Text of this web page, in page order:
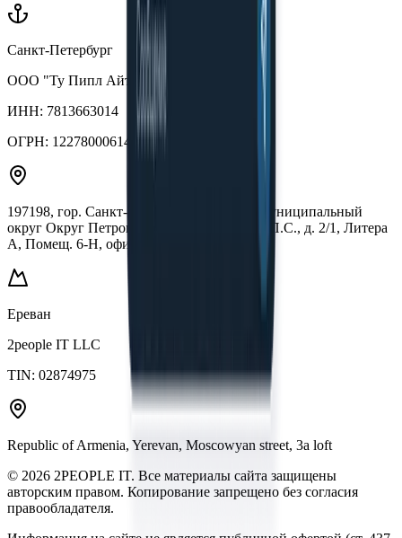
Санкт-Петербург
ООО "Ту Пипл Айти"
ИНН: 7813663014
ОГРН: 1227800061433
197198, гор. Санкт-Петербург, Вн.Тер.Г. Муниципальный
округ Округ Петровский, Пр-Кт Большой П.С., д. 2/1, Литера
А, Помещ. 6-Н, офис 1-2а
Ереван
2people IT LLC
TIN: 02874975
Republic of Armenia, Yerevan, Moscowyan street, 3a loft
© 2026 2PEOPLE IT. Все материалы сайта защищены
авторским правом. Копирование запрещено без согласия
правообладателя.